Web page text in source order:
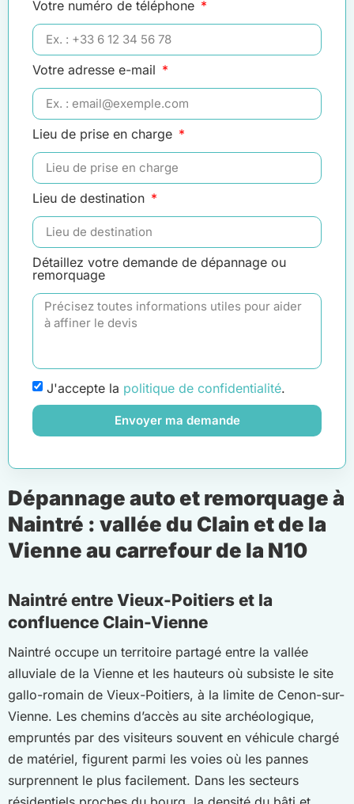
Votre numéro de téléphone
Votre adresse e-mail
Lieu de prise en charge
Lieu de destination
Détaillez votre demande de dépannage ou
remorquage
J'accepte la politique de confidentialité.
Envoyer ma demande
Dépannage auto et remorquage à
Naintré : vallée du Clain et de la
Vienne au carrefour de la N10
Naintré entre Vieux-Poitiers et la
confluence Clain-Vienne
Naintré occupe un territoire partagé entre la vallée
alluviale de la Vienne et les hauteurs où subsiste le site
gallo-romain de Vieux-Poitiers, à la limite de Cenon-sur-
Vienne. Les chemins d’accès au site archéologique,
empruntés par des visiteurs souvent en véhicule chargé
de matériel, figurent parmi les voies où les pannes
surprennent le plus facilement. Dans les secteurs